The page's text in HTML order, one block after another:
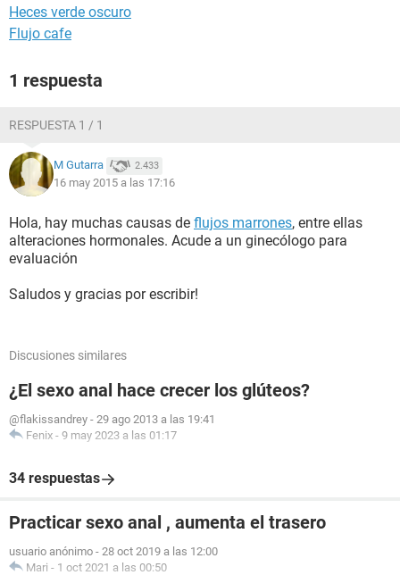
Heces verde oscuro
Flujo cafe
1 respuesta
RESPUESTA 1 / 1
M Gutarra 2.433
16 may 2015 a las 17:16
Hola, hay muchas causas de flujos marrones, entre ellas
alteraciones hormonales. Acude a un ginecólogo para
evaluación
Saludos y gracias por escribir!
Discusiones similares
¿El sexo anal hace crecer los glúteos?
@flakissandrey - 29 ago 2013 a las 19:41
Fenix - 9 may 2023 a las 01:17
34 respuestas
Practicar sexo anal , aumenta el trasero
usuario anónimo - 28 oct 2019 a las 12:00
Mari - 1 oct 2021 a las 00:50